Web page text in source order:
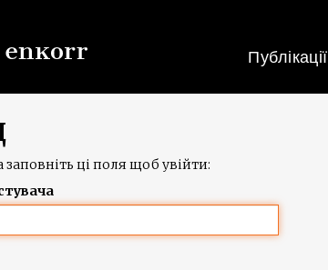
Публікації
заповніть ці поля щоб увійти: